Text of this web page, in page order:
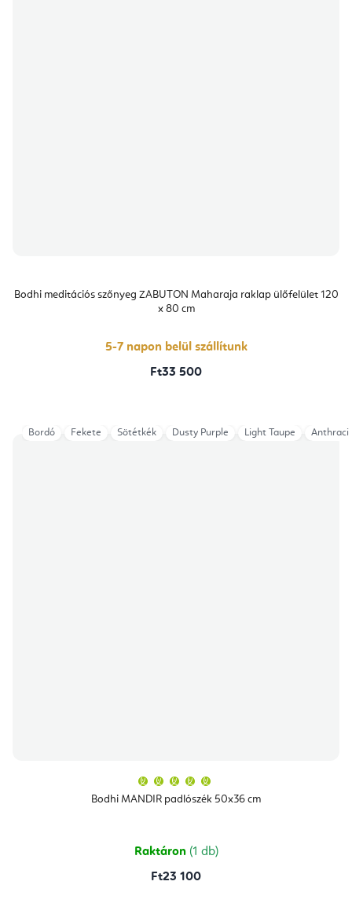
Bodhi meditációs szőnyeg ZABUTON Maharaja raklap ülőfelület 120
x 80 cm
5-7 napon belül szállítunk
Ft33 500
Bodhi MANDIR padlószék 50x36 cm
átlagos
értékelése
csillag.
Raktáron (1 db)
Ft23 100
Bordó Fekete Sötétkék Dusty Purple Light Taupe